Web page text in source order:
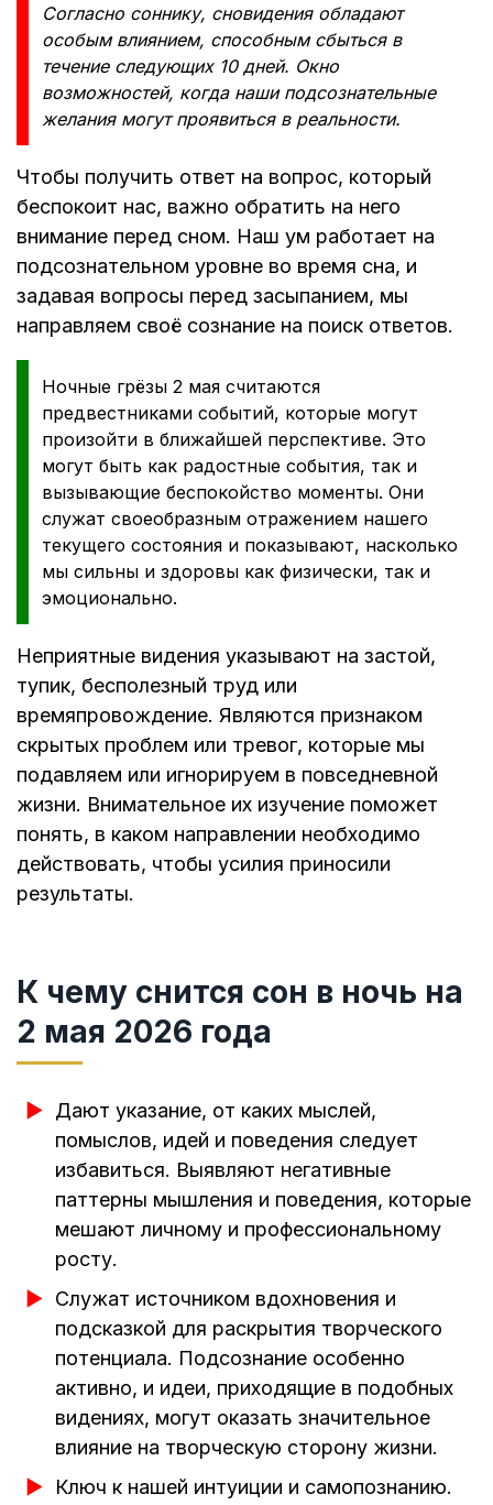
Согласно соннику, сновидения обладают
особым влиянием, способным сбыться в
течение следующих 10 дней. Окно
возможностей, когда наши подсознательные
желания могут проявиться в реальности.
Чтобы получить ответ на вопрос, который
беспокоит нас, важно обратить на него
внимание перед сном. Наш ум работает на
подсознательном уровне во время сна, и
задавая вопросы перед засыпанием, мы
направляем своё сознание на поиск ответов.
Ночные грёзы 2 мая считаются
предвестниками событий, которые могут
произойти в ближайшей перспективе. Это
могут быть как радостные события, так и
вызывающие беспокойство моменты. Они
служат своеобразным отражением нашего
текущего состояния и показывают, насколько
мы сильны и здоровы как физически, так и
эмоционально.
Неприятные видения указывают на застой,
тупик, бесполезный труд или
времяпровождение. Являются признаком
скрытых проблем или тревог, которые мы
подавляем или игнорируем в повседневной
жизни. Внимательное их изучение поможет
понять, в каком направлении необходимо
действовать, чтобы усилия приносили
результаты.
К чему снится сон в ночь на
2 мая 2026 года
Дают указание, от каких мыслей,
помыслов, идей и поведения следует
избавиться. Выявляют негативные
паттерны мышления и поведения, которые
мешают личному и профессиональному
росту.
Служат источником вдохновения и
подсказкой для раскрытия творческого
потенциала. Подсознание особенно
активно, и идеи, приходящие в подобных
видениях, могут оказать значительное
влияние на творческую сторону жизни.
Ключ к нашей интуиции и самопознанию.